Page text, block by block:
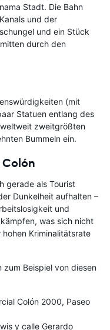
Stadt. Die Bahn
und der
und ein Stück
durch den
(mit
Statuen entlang des
zweitgrößten
Bummeln ein.
gerade als Tourist
Dunkelheit aufhalten –
und
was sich nicht
Kriminalitätsrate
Beispiel von diesen
Colón 2000, Paseo
y calle Gerardo